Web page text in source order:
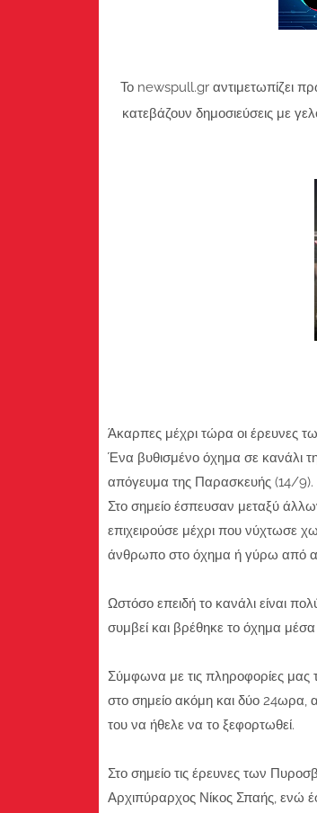
Το newspull.gr αντιμετωπίζει
κατεβάζουν δημοσιεύσεις με
Άκαρπες μέχρι τώρα οι έρευνες
Ένα βυθισμένο όχημα σε κανάλι
απόγευμα της Παρασκευής (14/9).
Στο σημείο έσπευσαν μεταξύ
επιχειρούσε μέχρι που νύχτωσε
άνθρωπο στο όχημα ή γύρω από
Ωστόσο επειδή το κανάλι είναι
συμβεί και βρέθηκε το όχημα
Σύμφωνα με τις πληροφορίες μας
στο σημείο ακόμη και δύο 24ωρα,
του να ήθελε να το ξεφορτωθεί.
Στο σημείο τις έρευνες των
Αρχιπύραρχος Νίκος Σπαής, ενώ